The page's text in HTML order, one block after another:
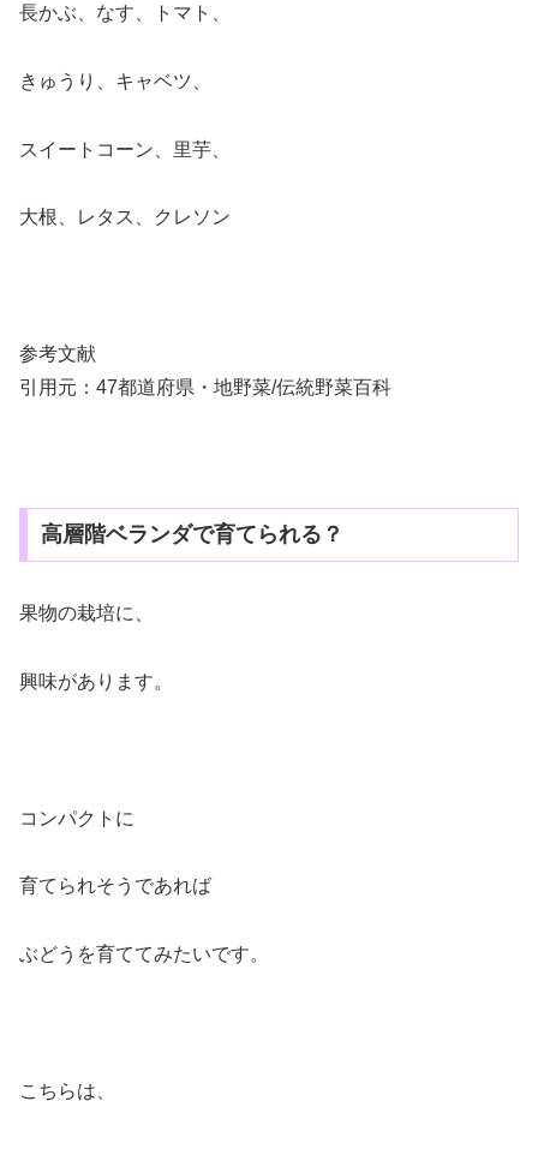
長かぶ、なす、トマト、
きゅうり、キャベツ、
スイートコーン、里芋、
大根、レタス、クレソン
参考文献
引用元：47都道府県・地野菜/伝統野菜百科
高層階ベランダで育てられる？
果物の栽培に、
興味があります。
コンパクトに
育てられそうであれば
ぶどうを育ててみたいです。
こちらは、